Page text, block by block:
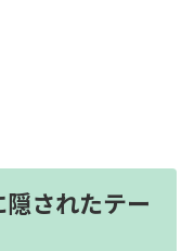
されたテー